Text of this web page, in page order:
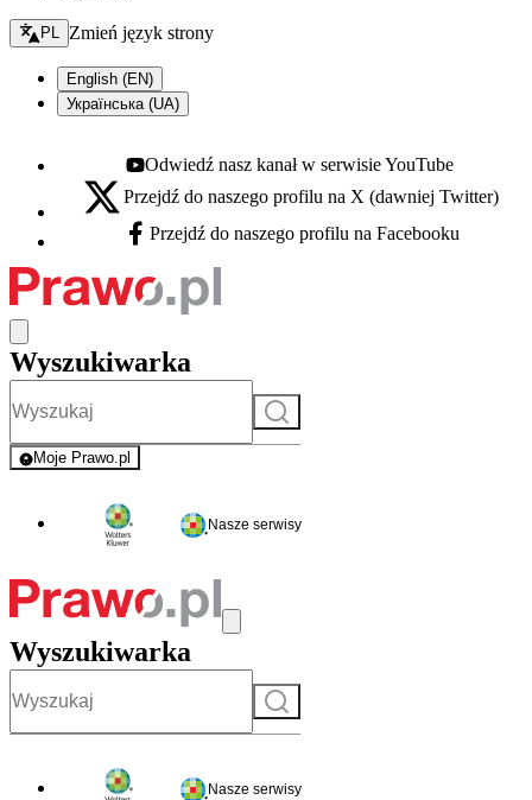
Zmień język - bieżący:
PL Zmień język strony
English (EN)
Українська (UA)
Youtube - otwiera się w nowej karcie
Odwiedź nasz kanał w serwisie YouTube
X - otwiera się w nowej karcie
Przejdź do naszego profilu na X (dawniej Twitter)
Facebook - otwiera się w nowej karcie
Przejdź do naszego profilu na Facebooku
Wyszukiwarka
Szukaj
Moje Prawo.pl
- rejestracja i logowanie do serwisu
Nasze serwisy
Wyszukiwarka
Szukaj
Nasze serwisy